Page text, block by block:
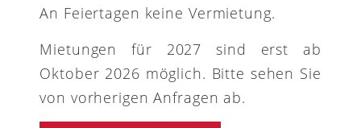
An Feiertagen keine Vermietung.
Mietungen für 2027 sind erst ab
Oktober 2026 möglich. Bitte sehen Sie
von vorherigen Anfragen ab.